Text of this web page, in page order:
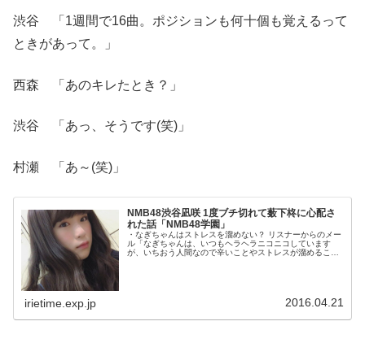
渋谷 「1週間で16曲。ポジションも何十個も覚えるって
ときがあって。」
西森 「あのキレたとき？」
渋谷 「あっ、そうです(笑)」
村瀬 「あ～(笑)」
NMB48渋谷凪咲 1度ブチ切れて薮下柊に心配さ
れた話「NMB48学園」
・なぎちゃんはストレスを溜めない？ リスナーからのメー
ル「なぎちゃんは、いつもヘラヘラニコニコしています
が、いちおう人間なので辛いことやストレスが溜めること
irietime.exp.jp 2016.04.21